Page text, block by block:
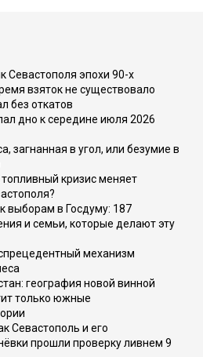
Севастополя эпохи 90-х
взяток не существовало
без откатов
дно к середине июля 2026
загнанная в угол, или безумие в
топливный кризис меняет
выборам в Госдуму: 187
и семьи, которые делают эту
механизм
география новой винной
только южные
Севастополь и его
прошли проверку ливнем 9